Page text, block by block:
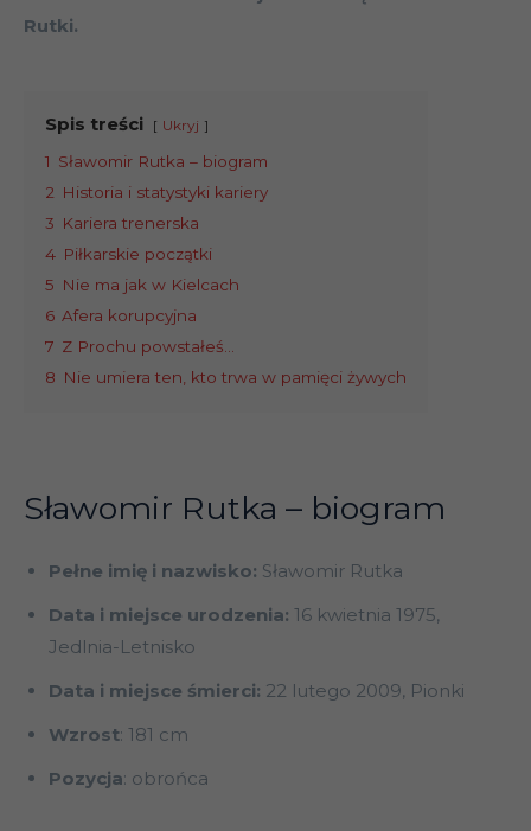
Rutki.
Spis treści Ukryj
1 Sławomir Rutka – biogram
2 Historia i statystyki kariery
3 Kariera trenerska
4 Piłkarskie początki
5 Nie ma jak w Kielcach
6 Afera korupcyjna
7 Z Prochu powstałeś…
8 Nie umiera ten, kto trwa w pamięci żywych
Sławomir Rutka – biogram
Pełne imię i nazwisko: Sławomir Rutka
Data i miejsce urodzenia: 16 kwietnia 1975,
Jedlnia-Letnisko
Data i miejsce śmierci: 22 lutego 2009, Pionki
Wzrost: 181 cm
Pozycja: obrońca